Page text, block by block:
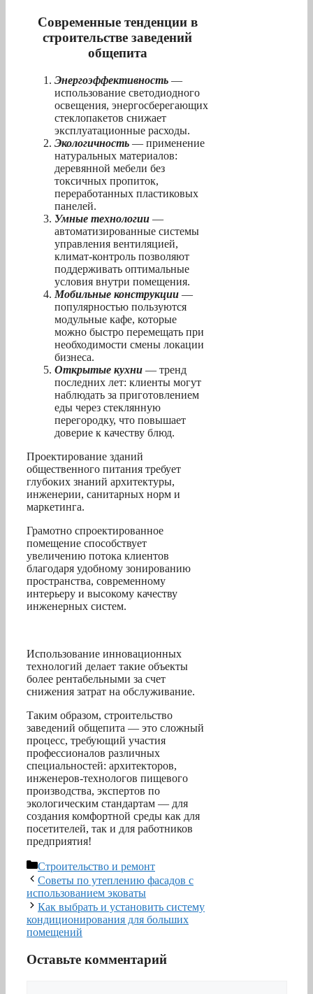
Современные тенденции в
строительстве заведений
общепита
Энергоэффективность —
использование светодиодного
освещения, энергосберегающих
стеклопакетов снижает
эксплуатационные расходы.
Экологичность — применение
натуральных материалов:
деревянной мебели без
токсичных пропиток,
переработанных пластиковых
панелей.
Умные технологии —
автоматизированные системы
управления вентиляцией,
климат-контроль позволяют
поддерживать оптимальные
условия внутри помещения.
Мобильные конструкции —
популярностью пользуются
модульные кафе, которые
можно быстро перемещать при
необходимости смены локации
бизнеса.
Открытые кухни — тренд
последних лет: клиенты могут
наблюдать за приготовлением
еды через стеклянную
перегородку, что повышает
доверие к качеству блюд.
Проектирование зданий
общественного питания требует
глубоких знаний архитектуры,
инженерии, санитарных норм и
маркетинга.
Грамотно спроектированное
помещение способствует
увеличению потока клиентов
благодаря удобному зонированию
пространства, современному
интерьеру и высокому качеству
инженерных систем.
Использование инновационных
технологий делает такие объекты
более рентабельными за счет
снижения затрат на обслуживание.
Таким образом, строительство
заведений общепита — это сложный
процесс, требующий участия
профессионалов различных
специальностей: архитекторов,
инженеров-технологов пищевого
производства, экспертов по
экологическим стандартам — для
создания комфортной среды как для
посетителей, так и для работников
предприятия!
Рубрики
Строительство и ремонт
Советы по утеплению фасадов с
использованием эковаты
Как выбрать и установить систему
кондиционирования для больших
помещений
Оставьте комментарий